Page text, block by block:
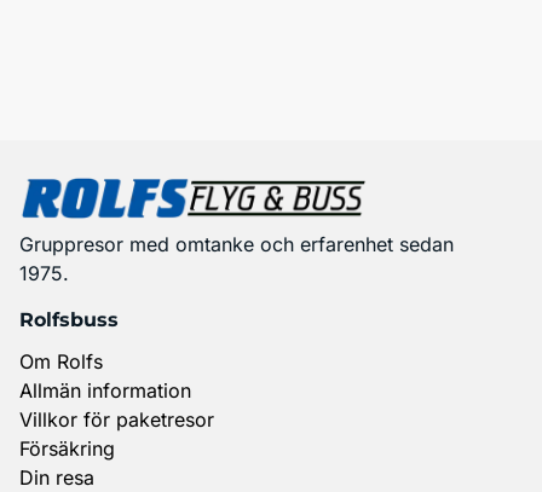
Gruppresor med omtanke och erfarenhet sedan
1975.
Rolfsbuss
Om Rolfs
Allmän information
Villkor för paketresor
Försäkring
Din resa